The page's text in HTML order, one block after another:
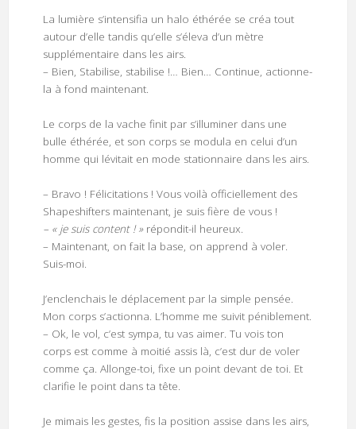
La lumière s’intensifia un halo éthérée se créa tout
autour d’elle tandis qu’elle s’éleva d’un mètre
supplémentaire dans les airs.
– Bien, Stabilise, stabilise !… Bien… Continue, actionne-
la à fond maintenant.
Le corps de la vache finit par s’illuminer dans une
bulle éthérée, et son corps se modula en celui d’un
homme qui lévitait en mode stationnaire dans les airs.
– Bravo ! Félicitations ! Vous voilà officiellement des
Shapeshifters maintenant, je suis fière de vous !
– « je suis content ! » répondit-il heureux.
– Maintenant, on fait la base, on apprend à voler.
Suis-moi.
J’enclenchais le déplacement par la simple pensée.
Mon corps s’actionna. L’homme me suivit péniblement.
– Ok, le vol, c’est sympa, tu vas aimer. Tu vois ton
corps est comme à moitié assis là, c’est dur de voler
comme ça. Allonge-toi, fixe un point devant de toi. Et
clarifie le point dans ta tête.
Je mimais les gestes, fis la position assise dans les airs,